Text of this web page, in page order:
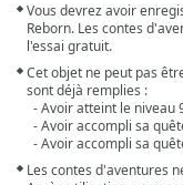
Vous devrez avoir
Reborn. Les contes
l'essai gratuit.
Cet objet ne peut pas
sont déjà remplies :
- Avoir accompli sa
Les contes d'aventures